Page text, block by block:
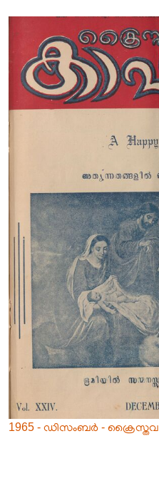
1965 - ഡിസംബർ - ക്രൈസ്തവ